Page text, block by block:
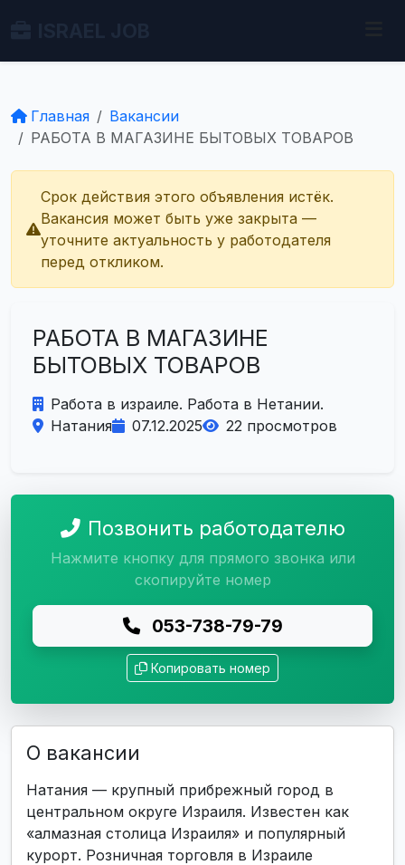
Главная
Вакансии
РАБОТА В МАГАЗИНЕ БЫТОВЫХ ТОВАРОВ
Срок действия этого объявления истёк.
Вакансия может быть уже закрыта —
уточните актуальность у работодателя
перед откликом.
РАБОТА В МАГАЗИНЕ
БЫТОВЫХ ТОВАРОВ
Работа в израиле. Работа в Нетании.
Натания
07.12.2025 22 просмотров
Позвонить работодателю
Нажмите кнопку для прямого звонка или
скопируйте номер
053-738-79-79
Копировать номер
О вакансии
Натания — крупный прибрежный город в
центральном округе Израиля. Известен как
«алмазная столица Израиля» и популярный
курорт. Розничная торговля в Израиле